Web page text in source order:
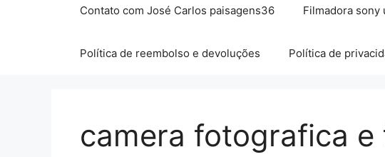
Contato com José Carlos paisagens36 Filmadora sony
Política de reembolso e devoluções Política de
camera fotografica e